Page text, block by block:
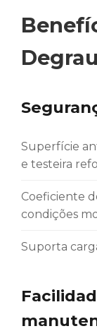
Superfície
e testeira
Coeficiente
condições
Suporta